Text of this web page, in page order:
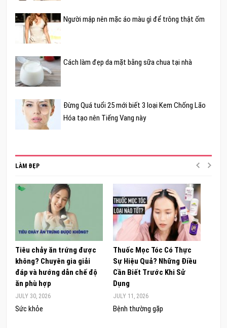
Người mập nên mặc áo màu gì để trông thật ốm
Cách làm đẹp da mặt bằng sữa chua tại nhà
Đừng Quá tuổi 25 mới biết 3 loại Kem Chống Lão
Hóa tạo nên Tiếng Vang này
LÀM ĐẸP
Tiêu chảy ăn trứng được
không? Chuyên gia giải
đáp và hướng dẫn chế độ
ăn phù hợp
JULY 30, 2026
Sức khỏe
Thuốc Mọc Tóc Có Thực
Sự Hiệu Quả? Những Điều
Cần Biết Trước Khi Sử
Dụng
JULY 11, 2026
Bệnh thường gặp